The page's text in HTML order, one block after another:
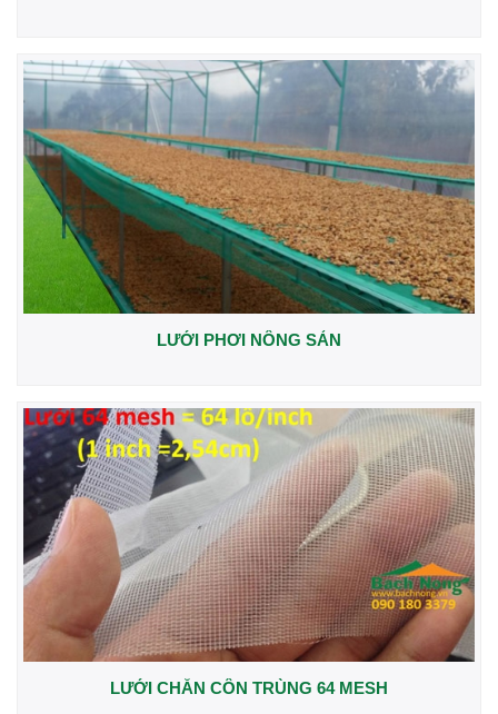
LƯỚI PHƠI NÔNG SẢN
LƯỚI CHẮN CÔN TRÙNG 64 MESH